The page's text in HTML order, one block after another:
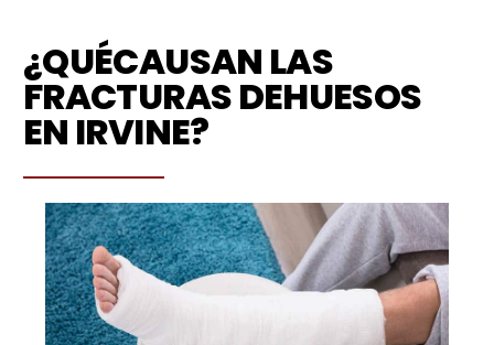
¿QUÉCAUSAN LAS
FRACTURAS DEHUESOS
EN IRVINE?